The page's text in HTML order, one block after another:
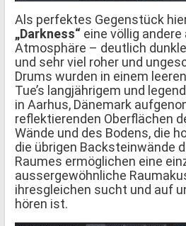
Als perfektes Gegenstück
„Darkness“ eine völlig
Atmosphäre – deutlich
und sehr viel roher und
Drums wurden in einem
Tue’s langjährigem und
in Aarhus, Dänemark
reflektierenden Oberflächen
Wände und des Bodens, die
die übrigen Backsteinwände
Raumes ermöglichen eine
aussergewöhnliche
ihresgleichen sucht und auf
hören ist.